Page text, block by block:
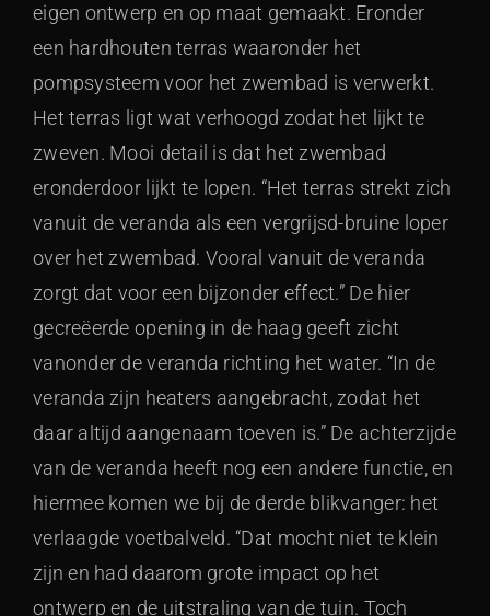
eigen ontwerp en op maat gemaakt. Eronder
een hardhouten terras waaronder het
pompsysteem voor het zwembad is verwerkt.
Het terras ligt wat verhoogd zodat het lijkt te
zweven. Mooi detail is dat het zwembad
eronderdoor lijkt te lopen. “Het terras strekt zich
vanuit de veranda als een vergrijsd-bruine loper
over het zwembad. Vooral vanuit de veranda
zorgt dat voor een bijzonder effect.” De hier
gecreëerde opening in de haag geeft zicht
vanonder de veranda richting het water. “In de
veranda zijn heaters aangebracht, zodat het
daar altijd aangenaam toeven is.” De achterzijde
van de veranda heeft nog een andere functie, en
hiermee komen we bij de derde blikvanger: het
verlaagde voetbalveld. “Dat mocht niet te klein
zijn en had daarom grote impact op het
ontwerp en de uitstraling van de tuin. Toch